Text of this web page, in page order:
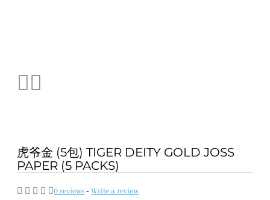
虎爷金 (5包) TIGER DEITY GOLD JOSS
PAPER (5 PACKS)
0 reviews-Write a review